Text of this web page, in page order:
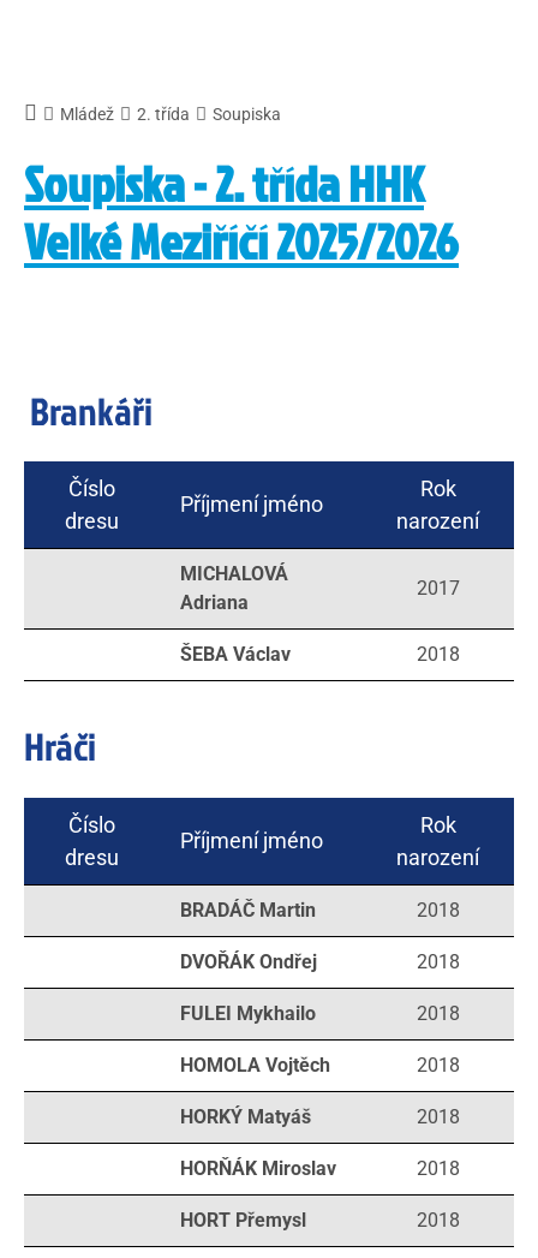
Mládež 2. třída Soupiska
Soupiska - 2. třída HHK
Velké Meziříčí 2025/2026
Brankáři
Číslo
dresu
Příjmení jméno
Rok
narození
MICHALOVÁ
Adriana
2017
ŠEBA Václav 2018
Hráči
Číslo
dresu
Příjmení jméno
Rok
narození
BRADÁČ Martin 2018
DVOŘÁK Ondřej 2018
FULEI Mykhailo 2018
HOMOLA Vojtěch 2018
HORKÝ Matyáš 2018
HORŇÁK Miroslav 2018
HORT Přemysl 2018